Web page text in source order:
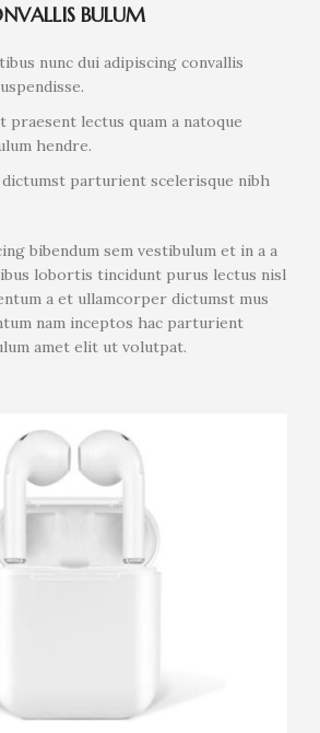
BULUM
nunc dui adipiscing convallis
lectus quam a natoque
hendre.
parturient scelerisque nibh
bibendum sem vestibulum et in a a
lobortis tincidunt purus lectus nisl
a et ullamcorper dictumst mus
nam inceptos hac parturient
amet elit ut volutpat.